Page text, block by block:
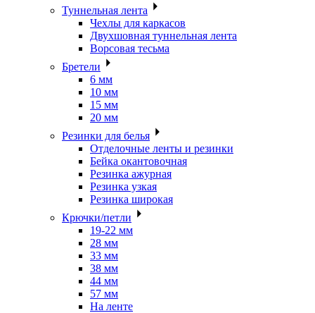
Туннельная лента
Чехлы для каркасов
Двухшовная туннельная лента
Ворсовая тесьма
Бретели
6 мм
10 мм
15 мм
20 мм
Резинки для белья
Отделочные ленты и резинки
Бейка окантовочная
Резинка ажурная
Резинка узкая
Резинка широкая
Крючки/петли
19-22 мм
28 мм
33 мм
38 мм
44 мм
57 мм
На ленте